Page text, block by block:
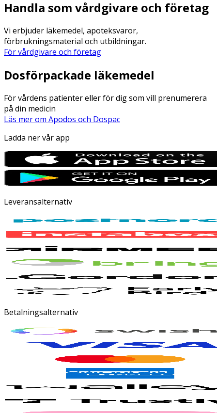
Handla som vårdgivare och företag
Vi erbjuder läkemedel, apoteksvaror,
förbrukningsmaterial och utbildningar.
För vårdgivare och företag
Dosförpackade läkemedel
För vårdens patienter eller för dig som vill prenumerera
på din medicin
Läs mer om Apodos och Dospac
Ladda ner vår app
Leveransalternativ
Betalningsalternativ